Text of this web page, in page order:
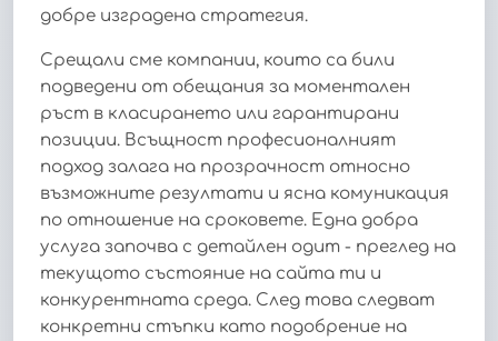
добре изградена стратегия.
Срещали сме компании, които са били
подведени от обещания за моментален
ръст в класирането или гарантирани
позиции. Всъщност професионалният
подход залага на прозрачност относно
възможните резултати и ясна комуникация
по отношение на сроковете. Една добра
услуга започва с детайлен одит - преглед на
текущото състояние на сайта ти и
конкурентната среда. След това следват
конкретни стъпки като подобрение на